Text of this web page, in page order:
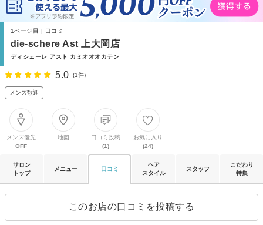
1ページ目 | 口コミ
die-schere Ast 上大岡店
ディシェーレ アスト カミオオオカテン
5.0 (1件)
メンズ歓迎
メンズ優先
OFF
地図
口コミ投稿
(1)
お気に入り
(24)
サロン
トップ
メニュー 口コミ
ヘア
スタイル
スタッフ
こだわり
特集
このお店の口コミを投稿する